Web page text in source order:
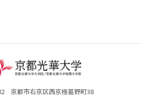
京都市右京区西京極葛野町38